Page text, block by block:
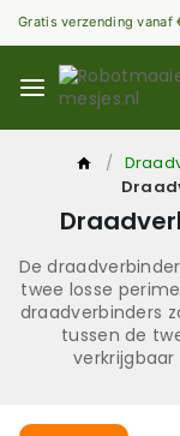
Gratis verzending vanaf
/
De
twee losse
draadverbinders
tussen de
verkrijgbaar